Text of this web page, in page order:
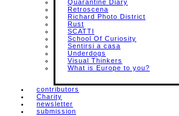
Quarantine Diary
Retroscena
Richard Photo District
Rust
SCATTI
School Of Curiosity
Sentirsi a casa
Underdogs
Visual Thinkers
What is Europe to you?
contributors
Charity
newsletter
submission